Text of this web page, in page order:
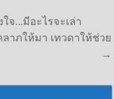
…มีอะไรจะเล่า
ภให้มา เทวดาให้ช่วย
→